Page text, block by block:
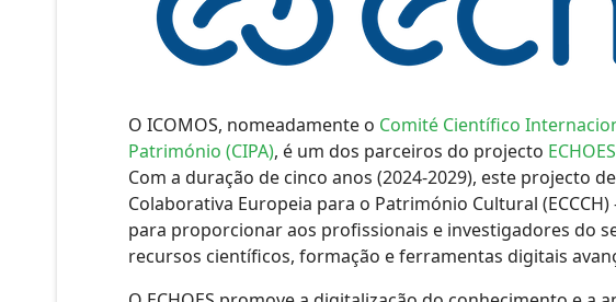
O ICOMOS, nomeadamente o Comité Científico
Património (CIPA), é um dos parceiros do projecto
Com a duração de cinco anos (2024-2029), este projecto
Colaborativa Europeia para o Património Cultural
para proporcionar aos profissionais e investigadores do
recursos científicos, formação e ferramentas digitais